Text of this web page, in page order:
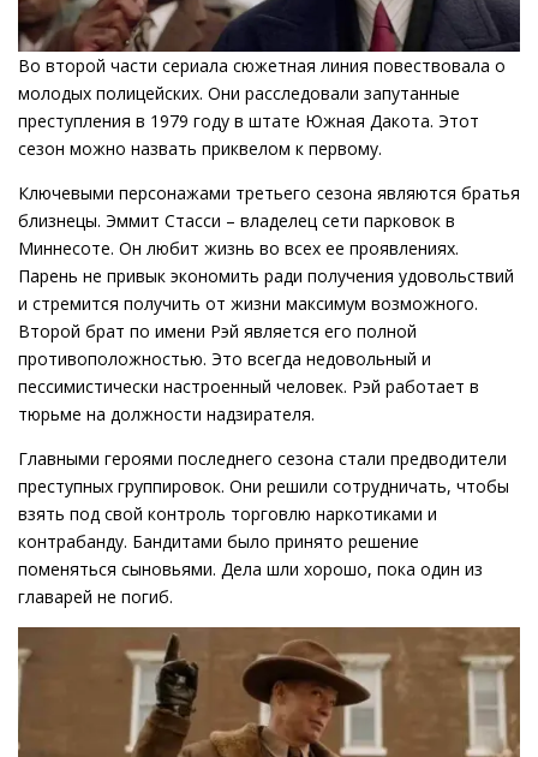
Во второй части сериала сюжетная линия повествовала о
молодых полицейских. Они расследовали запутанные
преступления в 1979 году в штате Южная Дакота. Этот
сезон можно назвать приквелом к первому.
Ключевыми персонажами третьего сезона являются братья
близнецы. Эммит Стасси – владелец сети парковок в
Миннесоте. Он любит жизнь во всех ее проявлениях.
Парень не привык экономить ради получения удовольствий
и стремится получить от жизни максимум возможного.
Второй брат по имени Рэй является его полной
противоположностью. Это всегда недовольный и
пессимистически настроенный человек. Рэй работает в
тюрьме на должности надзирателя.
Главными героями последнего сезона стали предводители
преступных группировок. Они решили сотрудничать, чтобы
взять под свой контроль торговлю наркотиками и
контрабанду. Бандитами было принято решение
поменяться сыновьями. Дела шли хорошо, пока один из
главарей не погиб.